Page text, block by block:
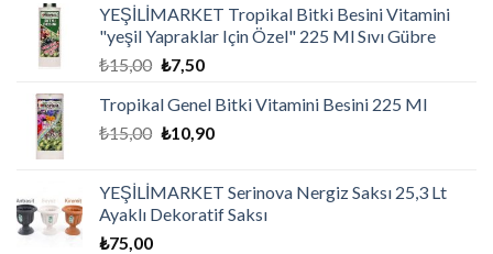
YEŞİLİMARKET Tropikal Bitki Besini Vitamini
"yeşil Yapraklar Için Özel" 225 Ml Sıvı Gübre
₺15,00 ₺7,50
Tropikal Genel Bitki Vitamini Besini 225 Ml
₺15,00 ₺10,90
YEŞİLİMARKET Serinova Nergiz Saksı 25,3 Lt
Ayaklı Dekoratif Saksı
₺75,00